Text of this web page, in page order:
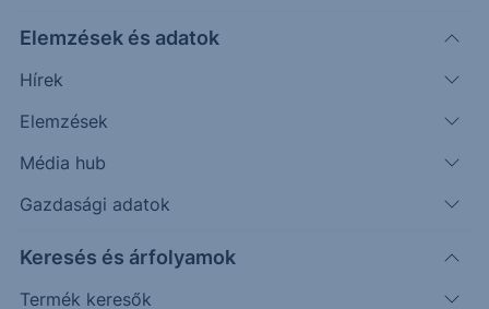
Elemzések és adatok
Hírek
Elemzések
Média hub
Gazdasági adatok
Keresés és árfolyamok
Termék keresők
az arany
Arany: A támasz alatt korrekció indult Elérte az
arany a korábban már említett 1.270 dolláros